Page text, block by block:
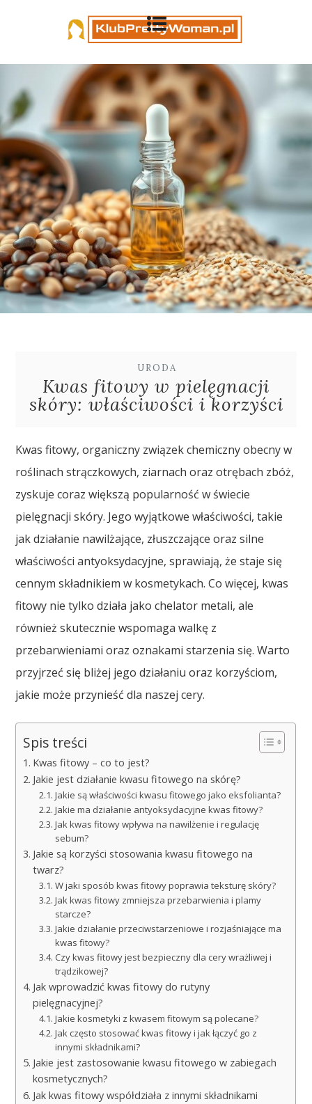
URODA
Kwas fitowy w pielęgnacji
skóry: właściwości i korzyści
Kwas fitowy, organiczny związek chemiczny obecny w
roślinach strączkowych, ziarnach oraz otrębach zbóż,
zyskuje coraz większą popularność w świecie
pielęgnacji skóry. Jego wyjątkowe właściwości, takie
jak działanie nawilżające, złuszczające oraz silne
właściwości antyoksydacyjne, sprawiają, że staje się
cennym składnikiem w kosmetykach. Co więcej, kwas
fitowy nie tylko działa jako chelator metali, ale
również skutecznie wspomaga walkę z
przebarwieniami oraz oznakami starzenia się. Warto
przyjrzeć się bliżej jego działaniu oraz korzyściom,
jakie może przynieść dla naszej cery.
Spis treści
Kwas fitowy – co to jest?
Jakie jest działanie kwasu fitowego na skórę?
Jakie są właściwości kwasu fitowego jako eksfolianta?
Jakie ma działanie antyoksydacyjne kwas fitowy?
Jak kwas fitowy wpływa na nawilżenie i regulację
sebum?
Jakie są korzyści stosowania kwasu fitowego na
twarz?
W jaki sposób kwas fitowy poprawia teksturę skóry?
Jak kwas fitowy zmniejsza przebarwienia i plamy
starcze?
Jakie działanie przeciwstarzeniowe i rozjaśniające ma
kwas fitowy?
Czy kwas fitowy jest bezpieczny dla cery wrażliwej i
trądzikowej?
Jak wprowadzić kwas fitowy do rutyny
pielęgnacyjnej?
Jakie kosmetyki z kwasem fitowym są polecane?
Jak często stosować kwas fitowy i jak łączyć go z
innymi składnikami?
Jakie jest zastosowanie kwasu fitowego w zabiegach
kosmetycznych?
Jak kwas fitowy współdziała z innymi składnikami